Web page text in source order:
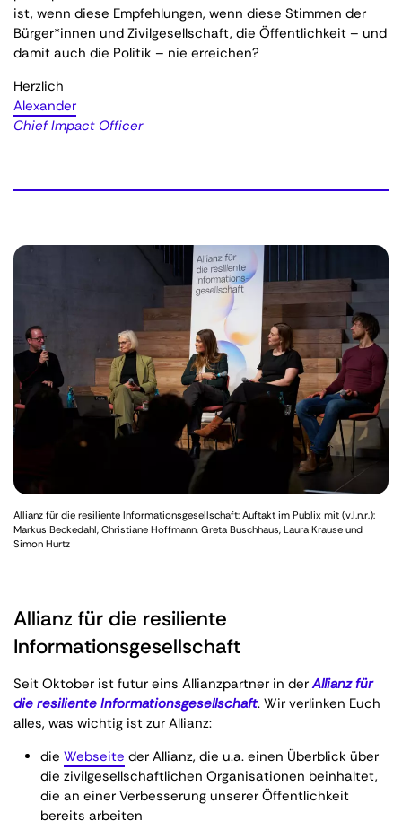
ist, wenn diese Empfehlungen, wenn diese Stimmen der
Bürger*innen und Zivilgesellschaft, die Öffentlichkeit – und
damit auch die Politik – nie erreichen?
Herzlich
Alexander
Chief Impact Officer
Allianz für die resiliente Informationsgesellschaft: Auftakt im Publix mit (v.l.n.r.):
Markus Beckedahl, Christiane Hoffmann, Greta Buschhaus, Laura Krause und
Simon Hurtz
Allianz für die resiliente
Informationsgesellschaft
Seit Oktober ist futur eins Allianzpartner in derAllianz für
die resiliente Informationsgesellschaft. Wir verlinken Euch
alles, was wichtig ist zur Allianz:
die Webseite der Allianz, die u.a. einen Überblick über
die zivilgesellschaftlichen Organisationen beinhaltet,
die an einer Verbesserung unserer Öffentlichkeit
bereits arbeiten